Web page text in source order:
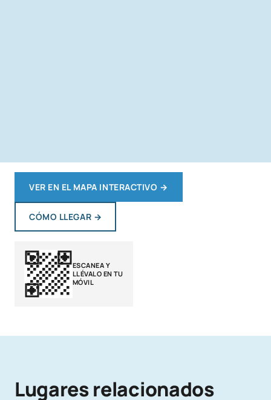
VER EN EL MAPA INTERACTIVO →
CÓMO LLEGAR →
ESCANEA Y
LLÉVALO EN TU
MÓVIL
Lugares relacionados